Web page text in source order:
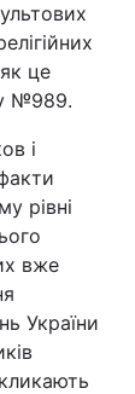
це
№989.
і
рівні
вже
України